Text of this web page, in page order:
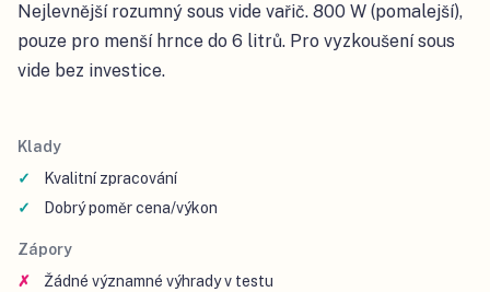
Nejlevnější rozumný sous vide vařič. 800 W (pomalejší),
pouze pro menší hrnce do 6 litrů. Pro vyzkoušení sous
vide bez investice.
Klady
Kvalitní zpracování
Dobrý poměr cena/výkon
Zápory
Žádné významné výhrady v testu